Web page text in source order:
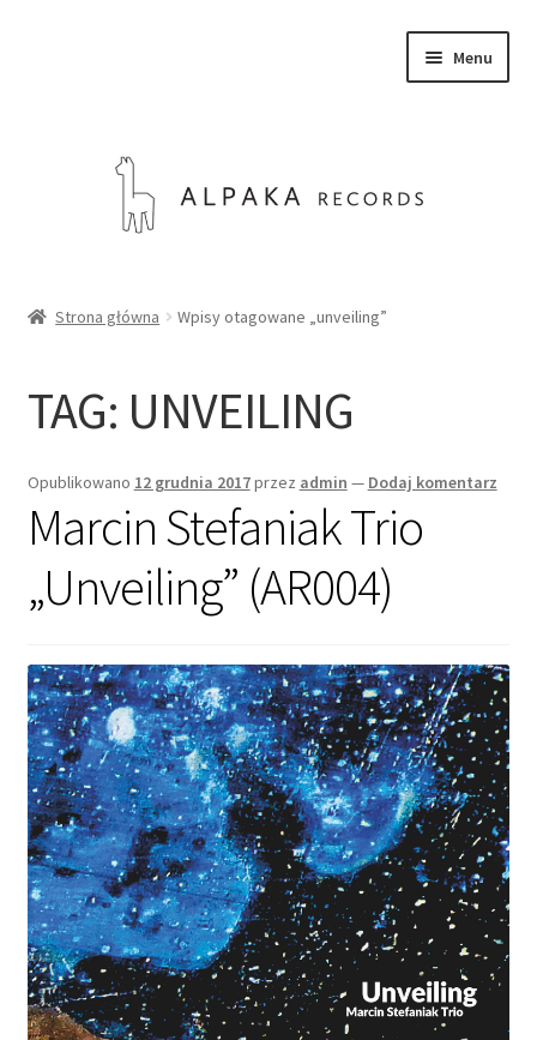
Menu
KONTAKT
Polski
menu
Strona główna Wpisy otagowane „unveiling”
TAG: UNVEILING
Opublikowano 12 grudnia 2017przez admin — Dodaj komentarz
Marcin Stefaniak Trio
„Unveiling” (AR004)